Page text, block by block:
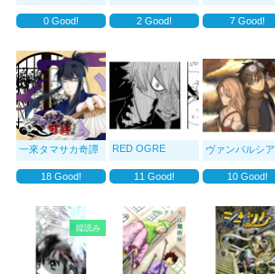
0Good! 2Good! 7Good!
一來タマサカ奇譚
18Good!
RED OGRE
11 Good!
ヴァンバルシア
10Good!
縦読み